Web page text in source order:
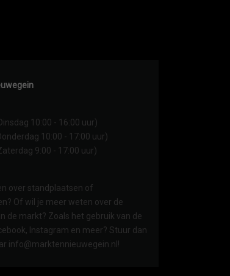
10:00 - 16:00 uur)
10:00 - 17:00 uur)
9:00 - 17:00 uur)
over standplaatsen of
Of wil je meer weten over de
de markt? Zoals het gebruik van de
Instagram en meer? Stuur dan
info@marktennieuwegein.nl!